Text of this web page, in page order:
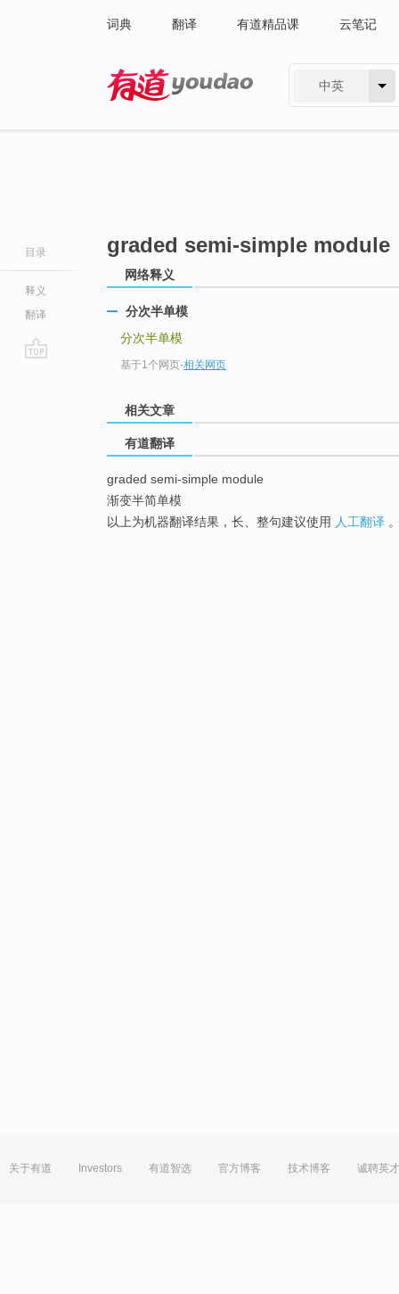
词典 翻译 有道精品课 云笔记
中英
目录
释义
翻译
graded semi-simple module
网络释义
分次半单模
分次半单模
基于1个网页-相关网页
相关文章
有道翻译
graded semi-simple module
渐变半简单模
以上为机器翻译结果，长、整句建议使用 人工翻译
关于有道 Investors 有道智选 官方博客 技术博客 诚聘英才